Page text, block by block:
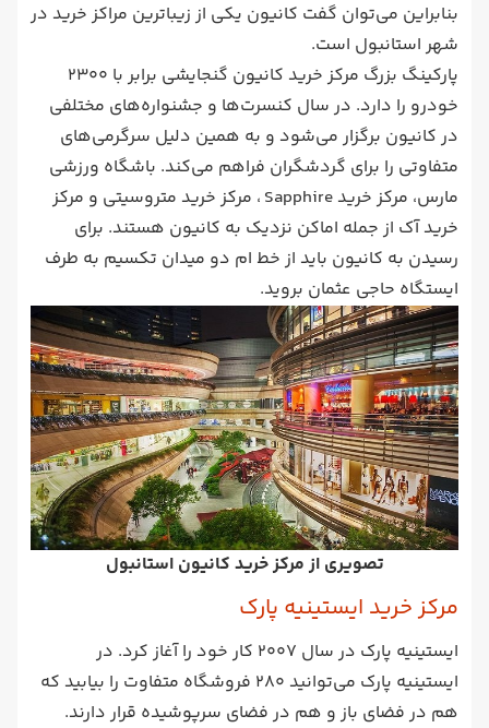
بنابراین می‌توان گفت کانیون یکی از زیباترین مراکز خرید در
شهر استانبول است.
پارکینگ بزرگ مرکز خرید کانیون گنجایشی برابر با 2300
خودرو را دارد. در سال کنسرت‌ها و جشنواره‌های مختلفی
در کانیون برگزار می‌شود و به همین دلیل سرگرمی‌های
متفاوتی را برای گردشگران فراهم می‌کند. باشگاه ورزشی
مارس، مرکز خرید Sapphire ، مرکز خرید متروسیتی و مرکز
خرید آک از جمله اماکن نزدیک به کانیون هستند. برای
رسیدن به کانیون باید از خط ام دو میدان تکسیم به طرف
ایستگاه حاجی عثمان بروید.
تصویری از مرکز خرید کانیون استانبول
مرکز خرید ایستینیه پارک
ایستینیه پارک در سال 2007 کار خود را آغاز کرد. در
ایستینیه پارک می‌توانید 280 فروشگاه متفاوت را بیابید که
هم در فضای باز و هم در فضای سرپوشیده قرار دارند.